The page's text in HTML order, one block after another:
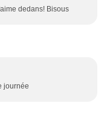
dedans! Bisous
journée